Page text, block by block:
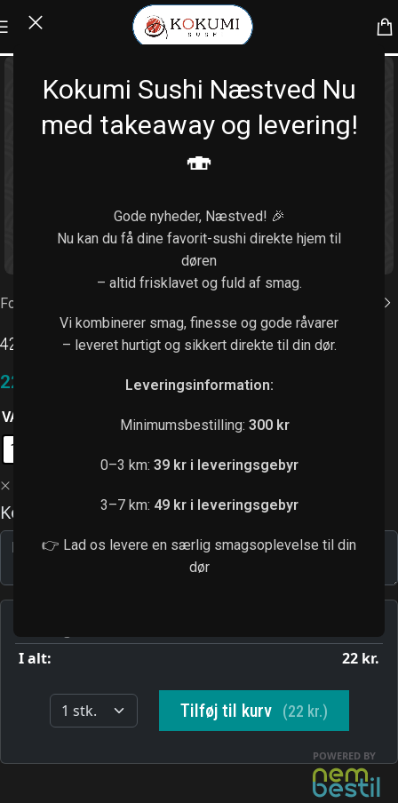
Kokumi Sushi Næstved Nu
med takeaway og levering!
🍣
Gode nyheder, Næstved! 🎉
Nu kan du få dine favorit-sushi direkte hjem til
døren
– altid frisklavet og fuld af smag.
Vi kombinerer smag, finesse og gode råvarer
– leveret hurtigt og sikkert direkte til din dør.
Leveringsinformation:
Minimumsbestilling: 300 kr
0–3 km: 39 kr i leveringsgebyr
3–7 km: 49 kr i leveringsgebyr
👉 Lad os levere en særlig smagsoplevelse til din
dør
Klik for at forstørre
Forside
42. Kingfish
22,00 38,00kr.
VARIANT
1 stk.